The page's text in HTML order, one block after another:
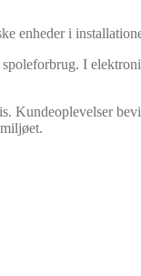
enheder i
I
Kundeoplevelser